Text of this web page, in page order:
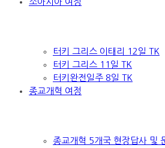
터키 그리스 이태리 12일 TK
터키 그리스 11일 TK
터키완전일주 8일 TK
종교개혁 여정
종교개혁 5개국 현장답사 및